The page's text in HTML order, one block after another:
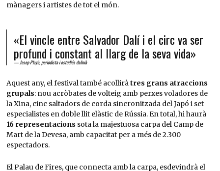
mànagers i artistes de tot el món.
«El vincle entre Salvador Dalí i el circ va ser
profund i constant al llarg de la seva vida»
Josep Playà, periodista i estudiós dalinià
Aquest any, el festival també acolliràtres grans atraccions
grupals: nou acròbates de volteig amb perxes voladores de
la Xina, cinc saltadors de corda sincronitzada del Japó i set
especialistes en doble llit elàstic de Rússia. En total, hi haurà
16 representacions sota la majestuosa carpa del Camp de
Mart de la Devesa, amb capacitat per a més de 2.300
espectadors.
El Palau de Fires, que connecta amb la carpa, esdevindrà el